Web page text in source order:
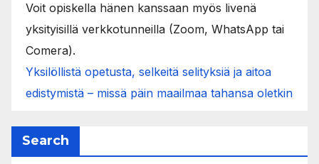
Voit opiskella hänen kanssaan myös livenä
yksityisillä verkkotunneilla (Zoom, WhatsApp tai
Comera).
Yksilöllistä opetusta, selkeitä selityksiä ja aitoa
edistymistä – missä päin maailmaa tahansa oletkin
Search